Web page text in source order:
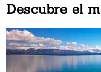
Descubre el